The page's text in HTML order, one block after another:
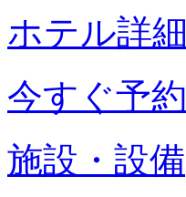
ホテル詳細
今すぐ予約
施設・設備